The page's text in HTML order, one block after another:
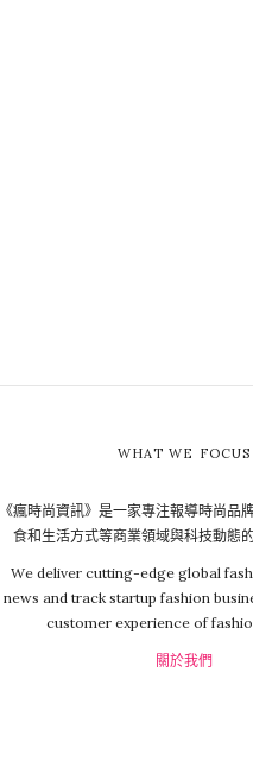
WHAT WE FOCUS
《瘋時尚資訊》是一家專注報導時尚品
食和生活方式等商業領域與科技動態
We deliver cutting-edge global
news and track startup fashion
customer experience of
關於我們